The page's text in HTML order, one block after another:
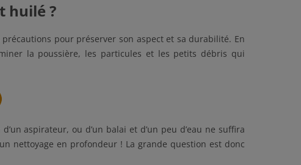
huilé ?
pour préserver son aspect et sa durabilité. En
la poussière, les particules et les petits débris qui
aspirateur, ou d’un balai et d’un peu d’eau ne suffira
nettoyage en profondeur ! La grande question est donc